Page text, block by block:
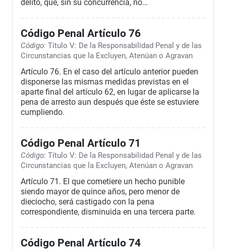
delito, que, sin su concurrencia, no…
Código Penal Artículo 76
Código: Título V: De la Responsabilidad Penal y de las
Circunstancias que la Excluyen, Atenúan o Agravan
Artículo 76. En el caso del artículo anterior pueden
disponerse las mismas medidas previstas en el
aparte final del artículo 62, en lugar de aplicarse la
pena de arresto aun después que éste se estuviere
cumpliendo.
Código Penal Artículo 71
Código: Título V: De la Responsabilidad Penal y de las
Circunstancias que la Excluyen, Atenúan o Agravan
Artículo 71. El que cometiere un hecho punible
siendo mayor de quince años, pero menor de
dieciocho, será castigado con la pena
correspondiente, disminuida en una tercera parte.
Código Penal Artículo 74